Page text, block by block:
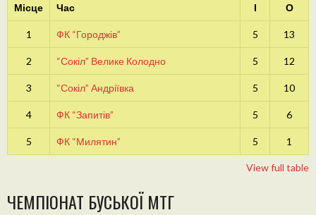
Місце Час І О
1 ФК “Городжів” 5 13
2 “Сокіл” Велике Колодно 5 12
3 “Сокіл” Андріївка 5 10
4 ФК “Запитів” 5 6
5 ФК “Милятин” 5 1
View full table
ЧЕМПІОНАТ БУСЬКОЇ МТГ